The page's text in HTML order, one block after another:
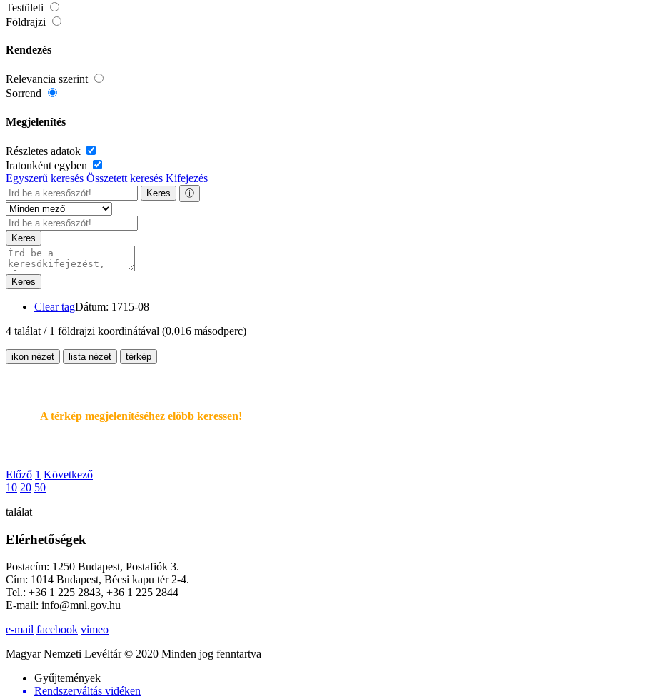
Testületi
Földrajzi
Rendezés
Relevancia szerint
Sorrend
Megjelenítés
Részletes adatok
Iratonként egyben
Egyszerű keresés Összetett keresés Kifejezés
Keres ⓘ
Keres
Keres
Clear tagDátum: 1715-08
4 találat / 1 földrajzi koordinátával (0,016 másodperc)
ikon nézet lista nézet térkép
A térkép megjelenítéséhez elöbb keressen!
Előző 1 Következő
10 20 50
találat
Elérhetőségek
Postacím: 1250 Budapest, Postafiók 3.
Cím: 1014 Budapest, Bécsi kapu tér 2-4.
Tel.: +36 1 225 2843, +36 1 225 2844
E-mail: info@mnl.gov.hu
e-mail facebook vimeo
Magyar Nemzeti Levéltár © 2020 Minden jog fenntartva
Gyűjtemények
Rendszerváltás vidéken